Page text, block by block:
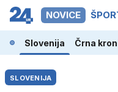
NOVICE
Slovenija Črna
SLOVENIJA